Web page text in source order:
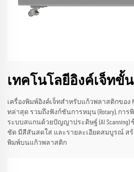
เทคโนโลยีอิงค์เจ็ทขั้
เครื่องพิมพ์อิงค์เจ็ทสำหรับแก้วพลาสติกของ
ทล่าสุด รวมถึงฟังก์ชันการหมุน (Rotary), การพิ
ระบบสแกนด้วยปัญญาประดิษฐ์ (AI
ชัด มีสีสันสดใส และรายละเอียดสมบูรณ์ ส
พิมพ์บนแก้วพลาสติก